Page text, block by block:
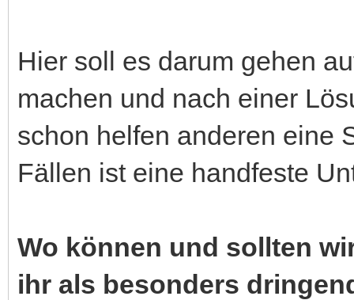
Hier soll es darum gehen
machen und nach einer
schon helfen anderen eine
Fällen ist eine handfeste
Wo können und sollten
ihr als besonders